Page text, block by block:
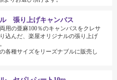
張り上げキャンバス
用の亜麻100％のキャンバスをクレサ
込んだ、楽屋オリジナルの張り上げ
各種サイズをリーズナブルに販売し